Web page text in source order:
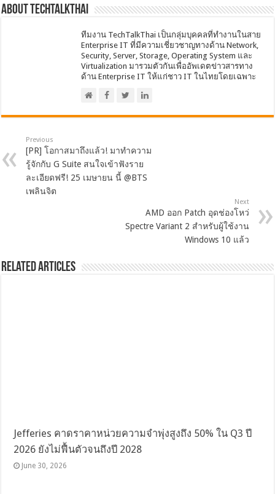
About techtalkthai
ทีมงาน TechTalkThai เป็นกลุ่มบุคคลที่ทำงานในสาย
Enterprise IT ที่มีความเชี่ยวชาญทางด้าน Network,
Security, Server, Storage, Operating System และ
Virtualization มารวมตัวกันเพื่ออัพเดตข่าวสารทาง
ด้าน Enterprise IT ให้แก่ชาว IT ในไทยโดยเฉพาะ
Previous
[PR] โอกาสมาถึงแล้ว! มาทำความ
รู้จักกับ G Suite สนใจเข้าฟังราย
ละเอียดฟรี! 25 เมษายน นี้ @BTS
เพลินจิต
Next
AMD ออก Patch อุดช่องโหว่
Spectre Variant 2 สำหรับผู้ใช้งาน
Windows 10 แล้ว
Related Articles
Jefferies คาดราคาหน่วยความจำพุ่งสูงถึง 50% ใน Q3 ปี
2026 ยังไม่ฟื้นตัวจนถึงปี 2028
June 30, 2026